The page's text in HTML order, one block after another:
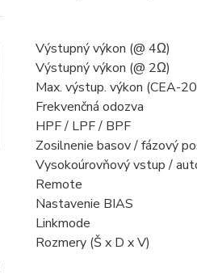
Výstupný výkon
Výstupný výkon
Max. výstup. výkon
Frekvenčná
HPF / LPF /
Zosilnenie basov /
Vysokoúrovňový vstup /
Nastavenie
Rozmery (Š x